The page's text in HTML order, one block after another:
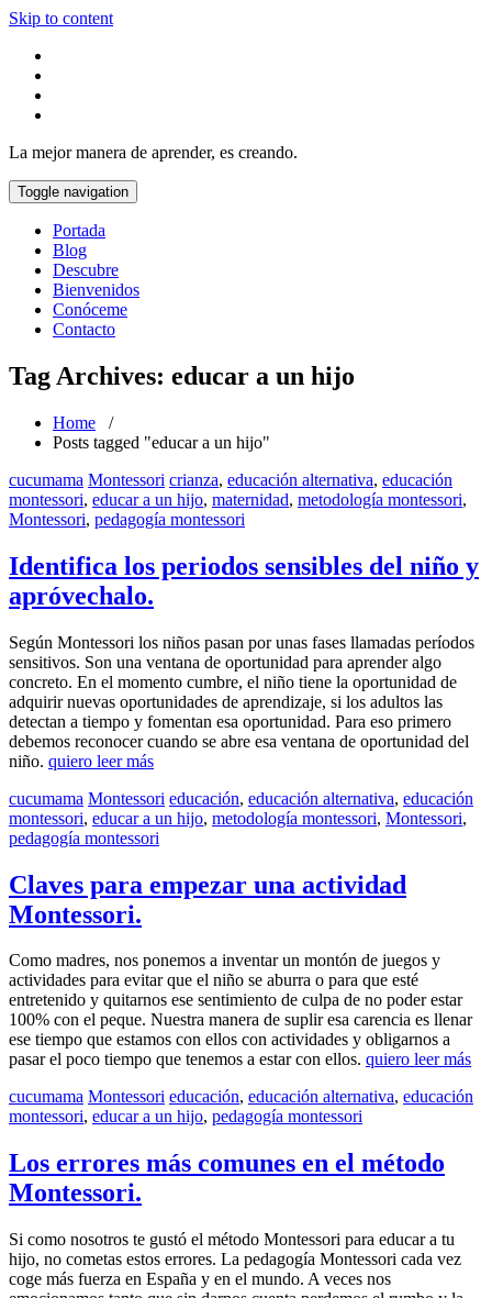
Skip to content
La mejor manera de aprender, es creando.
Toggle navigation
Portada
Blog
Descubre
Bienvenidos
Conóceme
Contacto
Tag Archives: educar a un hijo
Home /
Posts tagged "educar a un hijo"
cucumama Montessori crianza, educación alternativa, educación
montessori, educar a un hijo, maternidad, metodología montessori,
Montessori, pedagogía montessori
Identifica los periodos sensibles del niño y
apróvechalo.
Según Montessori los niños pasan por unas fases llamadas períodos
sensitivos. Son una ventana de oportunidad para aprender algo
concreto. En el momento cumbre, el niño tiene la oportunidad de
adquirir nuevas oportunidades de aprendizaje, si los adultos las
detectan a tiempo y fomentan esa oportunidad. Para eso primero
debemos reconocer cuando se abre esa ventana de oportunidad del
niño. quiero leer más
cucumama Montessori educación, educación alternativa, educación
montessori, educar a un hijo, metodología montessori, Montessori,
pedagogía montessori
Claves para empezar una actividad
Montessori.
Como madres, nos ponemos a inventar un montón de juegos y
actividades para evitar que el niño se aburra o para que esté
entretenido y quitarnos ese sentimiento de culpa de no poder estar
100% con el peque. Nuestra manera de suplir esa carencia es llenar
ese tiempo que estamos con ellos con actividades y obligarnos a
pasar el poco tiempo que tenemos a estar con ellos. quiero leer más
cucumama Montessori educación, educación alternativa, educación
montessori, educar a un hijo, pedagogía montessori
Los errores más comunes en el método
Montessori.
Si como nosotros te gustó el método Montessori para educar a tu
hijo, no cometas estos errores. La pedagogía Montessori cada vez
coge más fuerza en España y en el mundo. A veces nos